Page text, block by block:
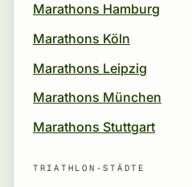
Marathons Hamburg
Marathons Köln
Marathons Leipzig
Marathons München
Marathons Stuttgart
TRIATHLON-STÄDTE